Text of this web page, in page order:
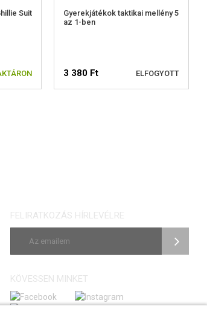
Suit
Gyerekjátékok taktikai mellény 5
az 1-ben
3 380 Ft ELFOGYOTT
FELIRATKOZÁS HÍRLEVÉLRE
KÖVESSEN MINKET